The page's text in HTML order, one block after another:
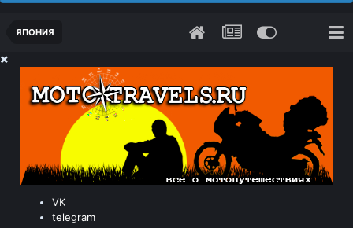
ЯПОНИЯ
VK
telegram